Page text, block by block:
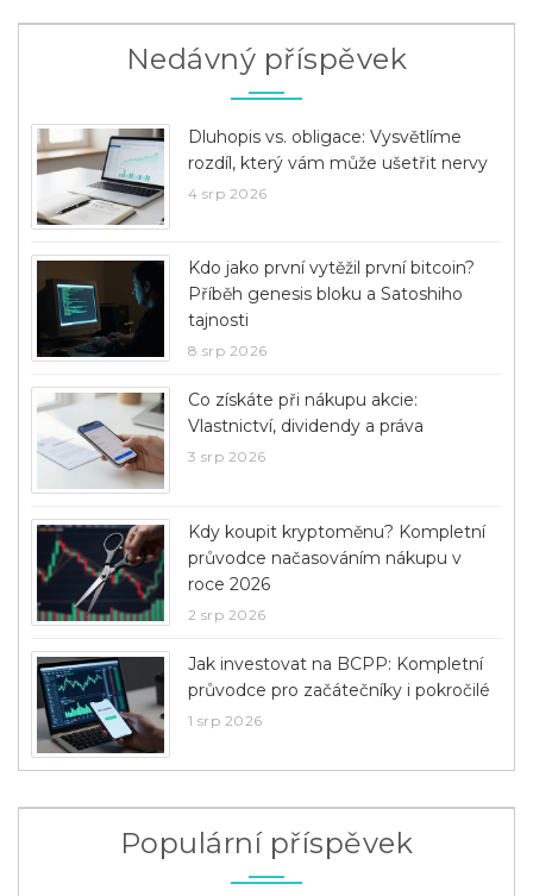
Nedávný příspěvek
Dluhopis vs. obligace: Vysvětlíme
rozdíl, který vám může ušetřit nervy
4 srp 2026
Kdo jako první vytěžil první bitcoin?
Příběh genesis bloku a Satoshiho
tajnosti
8 srp 2026
Co získáte při nákupu akcie:
Vlastnictví, dividendy a práva
3 srp 2026
Kdy koupit kryptoměnu? Kompletní
průvodce načasováním nákupu v
roce 2026
2 srp 2026
Jak investovat na BCPP: Kompletní
průvodce pro začátečníky i pokročilé
1 srp 2026
Populární příspěvek